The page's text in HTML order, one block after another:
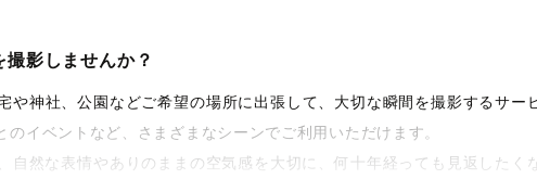
影しませんか？
神社、公園などご希望の場所に出張して、大切な瞬間を撮影するサー
イベントなど、さまざまなシーンでご利用いただけます。
自然な表情やありのままの空気感を大切に、何十年経っても見返したく